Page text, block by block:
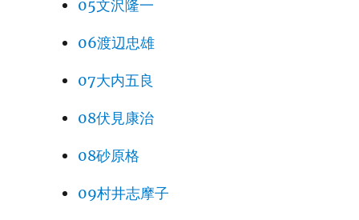
05文沢隆一
06渡辺忠雄
07大内五良
08伏見康治
08砂原格
09村井志摩子